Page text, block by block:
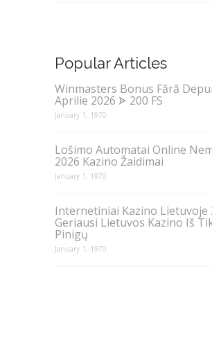
Popular Articles
Winmasters Bonus Fără
Aprilie 2026 ᗎ 200 FS
January 1, 1970
Lošimo Automatai Online
2026 Kazino Žaidimai
January 1, 1970
Internetiniai Kazino Lietuvoje
Geriausi Lietuvos Kazino Iš
Pinigų
January 1, 1970